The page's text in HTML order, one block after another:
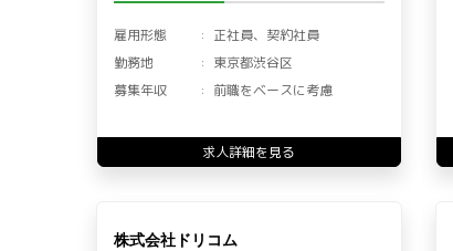
雇用形態
正社員、契約社員
勤務地
東京都渋谷区
募集年収
前職をベースに考慮
求人詳細を見る
株式会社ドリコム